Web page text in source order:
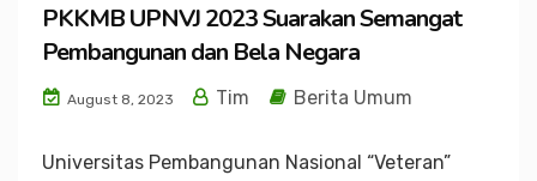
PKKMB UPNVJ 2023 Suarakan Semangat
Pembangunan dan Bela Negara
August 8, 2023 Tim Berita Umum
Universitas Pembangunan Nasional “Veteran”